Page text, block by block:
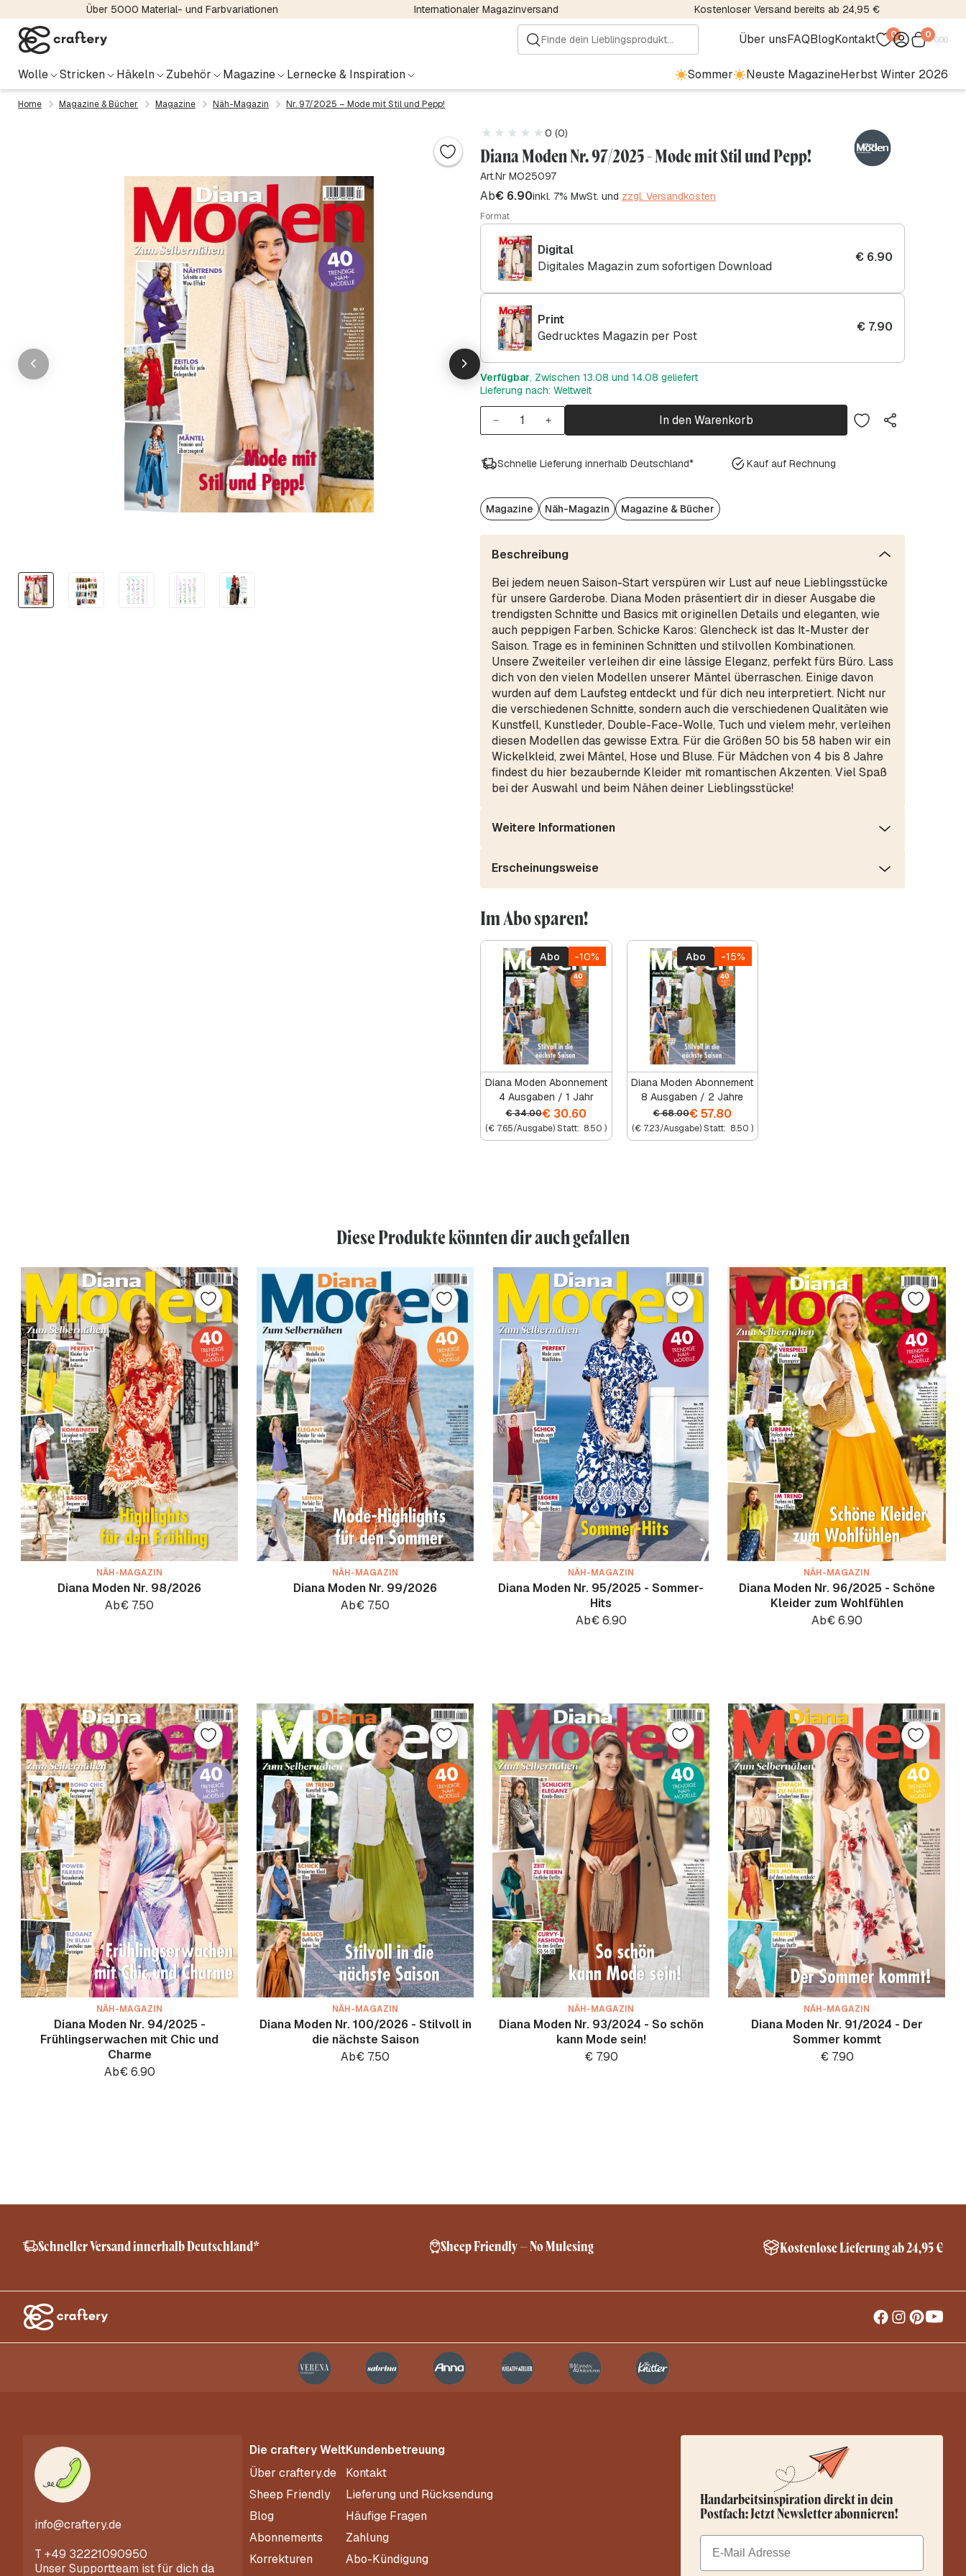
Über 5000 Material- und Farbvariationen Internationaler Magazinversand Kostenloser Versand bereits ab 24,95 €
Über unsFAQBlogKontakt 0 0€0.00
Wolle Stricken Häkeln Zubehör Magazine Lernecke & Inspiration Sommer Neuste MagazineHerbst Winter 2026
Home Magazine & Bücher Magazine Näh-Magazin Nr. 97/2025 – Mode mit Stil und Pepp!
0 (0)
Diana Moden Nr. 97/2025 - Mode mit Stil und Pepp!
Art.Nr MO25097
Ab€6.90inkl. 7% MwSt. und zzgl. Versandkosten
Format
Digital
Digitales Magazin zum sofortigen Download
€6.90
Print
Gedrucktes Magazin per Post
€7.90
Verfügbar, Zwischen 13.08 und 14.08 geliefert
Lieferung nach: Weltweit
In den Warenkorb
Schnelle Lieferung innerhalb Deutschland* Kauf auf Rechnung
Magazine Näh-Magazin Magazine & Bücher
Beschreibung
Bei jedem neuen Saison-Start verspüren wir Lust auf neue Lieblingsstücke
für unsere Garderobe. Diana Moden präsentiert dir in dieser Ausgabe die
trendigsten Schnitte und Basics mit originellen Details und eleganten, wie
auch peppigen Farben. Schicke Karos: Glencheck ist das It-Muster der
Saison. Trage es in femininen Schnitten und stilvollen Kombinationen.
Unsere Zweiteiler verleihen dir eine lässige Eleganz, perfekt fürs Büro. Lass
dich von den vielen Modellen unserer Mäntel überraschen. Einige davon
wurden auf dem Laufsteg entdeckt und für dich neu interpretiert. Nicht nur
die verschiedenen Schnitte, sondern auch die verschiedenen Qualitäten wie
Kunstfell, Kunstleder, Double-Face-Wolle, Tuch und vielem mehr, verleihen
diesen Modellen das gewisse Extra. Für die Größen 50 bis 58 haben wir ein
Wickelkleid, zwei Mäntel, Hose und Bluse. Für Mädchen von 4 bis 8 Jahre
findest du hier bezaubernde Kleider mit romantischen Akzenten. Viel Spaß
bei der Auswahl und beim Nähen deiner Lieblingsstücke!
Weitere Informationen
Erscheinungsweise
Im Abo sparen!
Abo -10%
Diana Moden Abonnement
4 Ausgaben / 1 Jahr
€34.00€ 30.60
(€ 7.65/Ausgabe) Statt: 8.50 )
Abo -15%
Diana Moden Abonnement
8 Ausgaben / 2 Jahre
€68.00€57.80
(€7.23/Ausgabe) Statt: 8.50 )
Diese Produkte könnten dir auch gefallen
NÄH-MAGAZIN
Diana Moden Nr. 98/2026
Ab€ 7.50
NÄH-MAGAZIN
Diana Moden Nr. 99/2026
Ab€ 7.50
NÄH-MAGAZIN
Diana Moden Nr. 95/2025 - Sommer-
Hits
Ab€6.90
NÄH-MAGAZIN
Diana Moden Nr. 96/2025 - Schöne
Kleider zum Wohlfühlen
Ab€6.90
NÄH-MAGAZIN
Diana Moden Nr. 94/2025 -
Frühlingserwachen mit Chic und
Charme
Ab€6.90
NÄH-MAGAZIN
Diana Moden Nr. 100/2026 - Stilvoll in
die nächste Saison
Ab€ 7.50
NÄH-MAGAZIN
Diana Moden Nr. 93/2024 - So schön
kann Mode sein!
€7.90
NÄH-MAGAZIN
Diana Moden Nr. 91/2024 - Der
Sommer kommt
€7.90
Schneller Versand innerhalb Deutschland* Sheep Friendly – No Mulesing Kostenlose Lieferung ab 24,95 €
info@craftery.de
T +49 32221090950
Unser Supportteam ist für dich da
Die craftery Welt
Über craftery.de
Sheep Friendly
Blog
Abonnements
Korrekturen
Kundenbetreuung
Kontakt
Lieferung und Rücksendung
Häufige Fragen
Zahlung
Abo-Kündigung
Handarbeitsinspiration direkt in dein
Postfach: Jetzt Newsletter abonnieren!
Email